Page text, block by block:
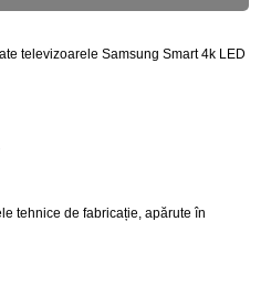
televizoarele Samsung Smart 4k LED
tehnice de fabricație, apărute în